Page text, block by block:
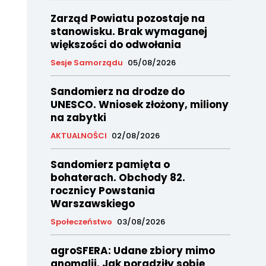
Zarząd Powiatu pozostaje na
stanowisku. Brak wymaganej
większości do odwołania
Sesje Samorządu 05/08/2026
Sandomierz na drodze do
UNESCO. Wniosek złożony, miliony
na zabytki
AKTUALNOŚCI 02/08/2026
Sandomierz pamięta o
bohaterach. Obchody 82.
rocznicy Powstania
Warszawskiego
Społeczeństwo 03/08/2026
agroSFERA: Udane zbiory mimo